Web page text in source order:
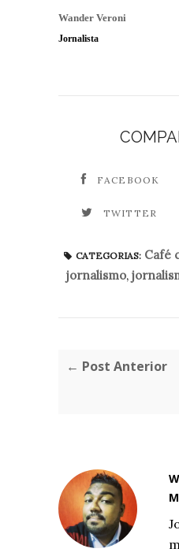
Wander Veroni
Jornalista
FACEBOOK
TWITTER
CATEGORIAS: Café
jornalismo,
← Post Anterior